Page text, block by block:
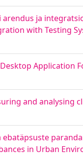
ja
with Testing
Application
and analysing
in Urban